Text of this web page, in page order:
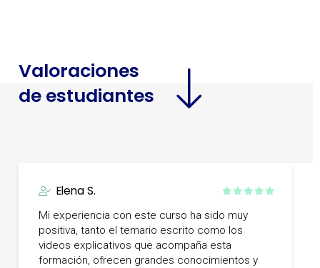
Valoraciones
de estudiantes
Elena S.
Mi experiencia con este curso ha sido muy
positiva, tanto el temario escrito como los
videos explicativos que acompaña esta
formación, ofrecen grandes conocimientos y